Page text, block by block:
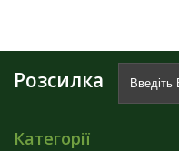
Розсилка
Категорії